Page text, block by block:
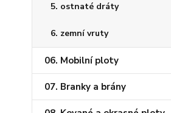
5. ostnaté dráty
6. zemní vruty
06. Mobilní ploty
07. Branky a brány